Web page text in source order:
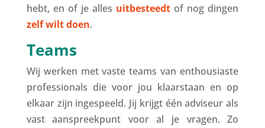
hebt, en of je alles uitbesteedt of nog dingen
zelf wilt doen.
Teams
Wij werken met vaste teams van enthousiaste
professionals die voor jou klaarstaan en op
elkaar zijn ingespeeld. Jij krijgt één adviseur als
vast aanspreekpunt voor al je vragen. Zo